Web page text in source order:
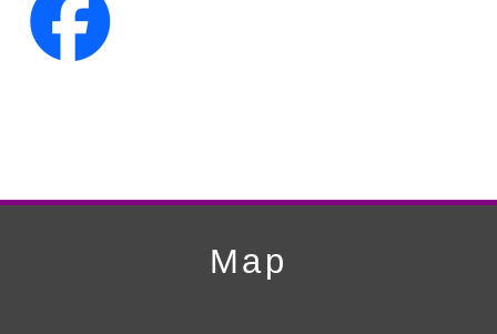
第16回人形供養祭
第15回人形供養祭
第12回人形供養祭平成22年3月9日
平成21年12月4日
Map